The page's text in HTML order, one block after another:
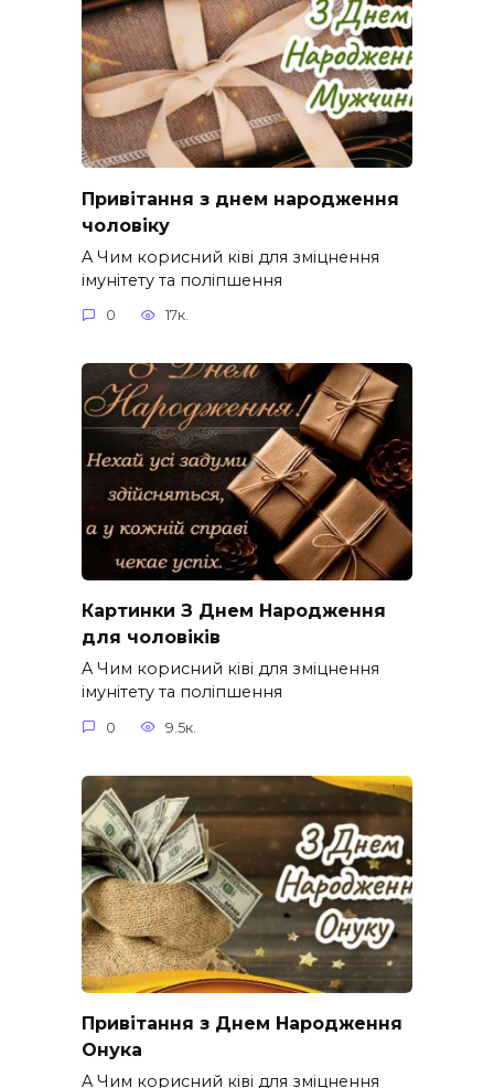
Привітання з днем народження
чоловіку
A Чим корисний ківі для зміцнення
імунітету та поліпшення
0 17к.
Картинки З Днем Народження
для чоловіків​
A Чим корисний ківі для зміцнення
імунітету та поліпшення
0 9.5к.
Привітання з Днем Народження
Онука
A Чим корисний ківі для зміцнення